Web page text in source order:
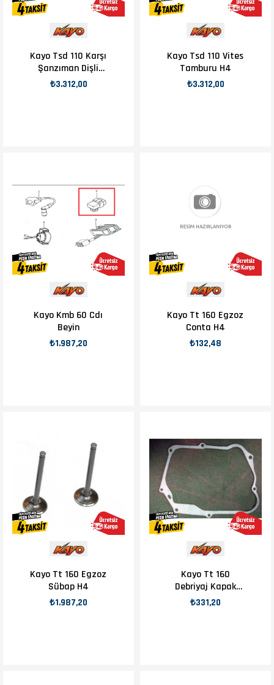
Kayo Tsd 110 Karşı
Şanzıman Dişli
Seti H4
₺3.312,00
Kayo Tsd 110 Vites
Tamburu H4
₺3.312,00
Kayo Kmb 60 Cdı
Beyin
₺1.987,20
Kayo Tt 160 Egzoz
Conta H4
₺132,48
Kayo Tt 160 Egzoz
Sübap H4
₺1.987,20
Kayo Tt 160
Debriyaj Kapak
Conta H4
₺331,20